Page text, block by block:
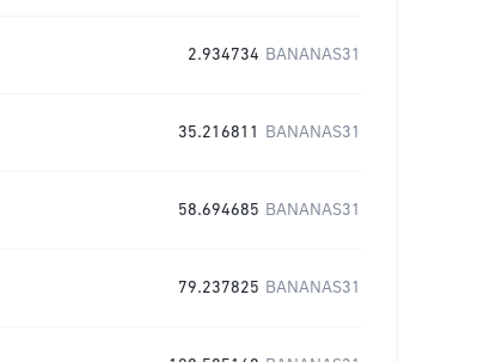
2.934734 BANANAS31
35.216811 BANANAS31
58.694685 BANANAS31
79.237825 BANANAS31